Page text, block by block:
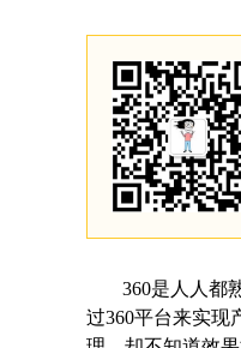
360是人人都
过360平台来实现